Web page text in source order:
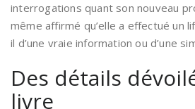
interrogations quant son nouveau
même affirmé qu’elle a effectué un
il d’une vraie information ou d’une
Des détails
livre